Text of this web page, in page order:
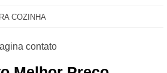
COZINHA